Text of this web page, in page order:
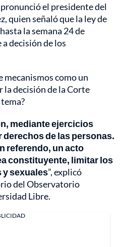
el presidente del
quien señaló que la ley de
la semana 24 de
decisión de los
mecanismos como un
la decisión de la Corte
mediante ejercicios
de las personas.
referendo, un acto
constituyente, limitar los
sexuales”, explicó
del Observatorio
Libre.